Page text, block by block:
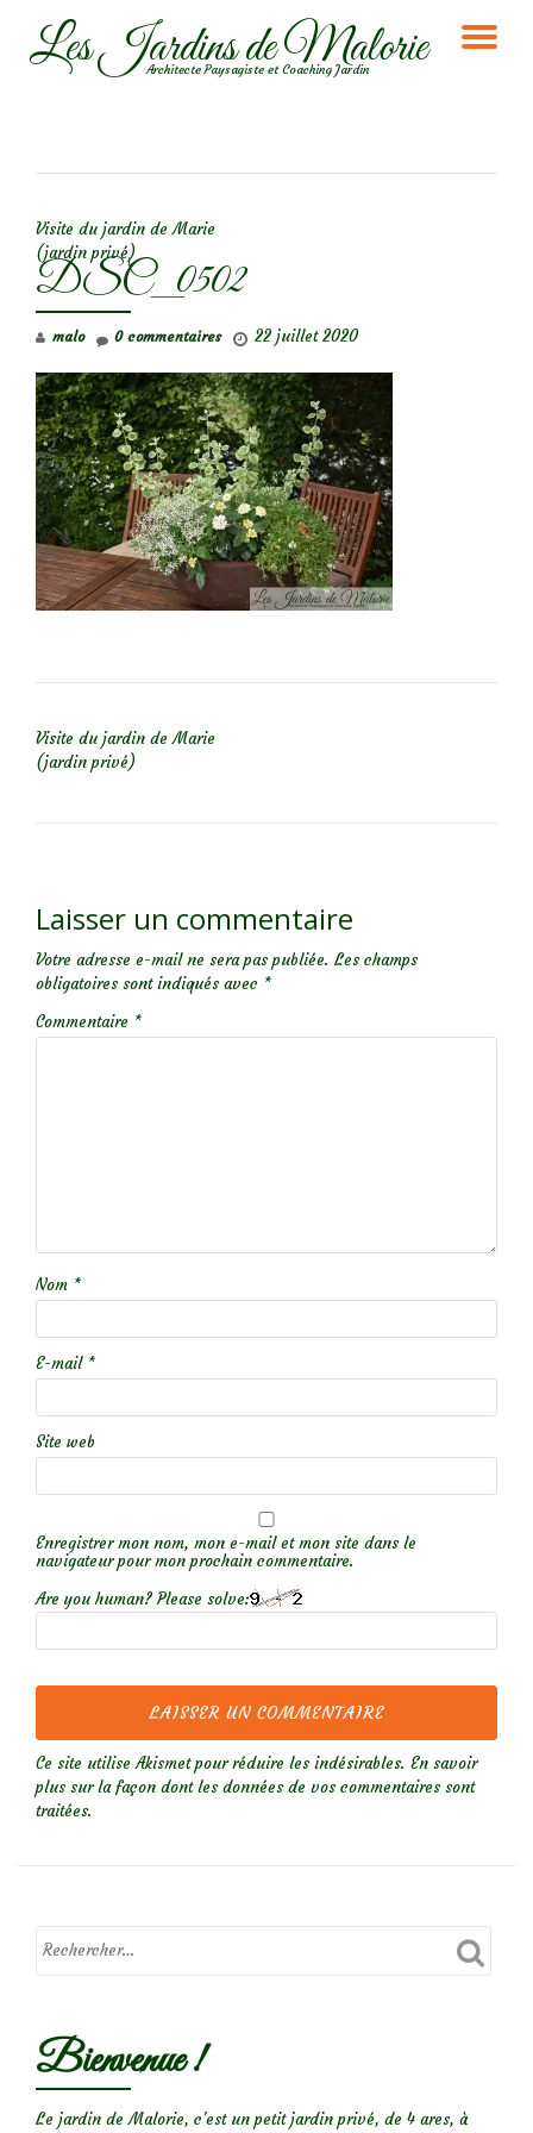
AllerLes Jardins de Malorie
Architecte Paysagiste et Coaching Jardin
Visite du jardin de Marie
(jardin privé)
DSC_0502
malo 22 juillet 2020
0 commentaires
Visite du jardin de Marie
(jardin privé)
Laisser un commentaire
Votre adresse e-mail ne sera pas publiée. Les champs
obligatoires sont indiqués avec *
Commentaire *
Nom *
E-mail *
Site web
Enregistrer mon nom, mon e-mail et mon site dans le
navigateur pour mon prochain commentaire.
Are you human? Please solve:
Ce site utilise Akismet pour réduire les indésirables. En savoir
plus sur la façon dont les données de vos commentaires sont
traitées.
Bienvenue !
Le jardin de Malorie, c'est un petit jardin privé, de 4 ares, à